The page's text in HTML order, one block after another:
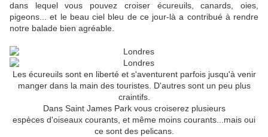
dans lequel vous pouvez croiser écureuils, canards, oies,
pigeons... et le beau ciel bleu de ce jour-là a contribué à rendre
notre balade bien agréable.
Les écureuils sont en liberté et s'aventurent parfois jusqu'à venir
manger dans la main des touristes. D'autres sont un peu plus
craintifs.
Dans Saint James Park vous croiserez plusieurs
espèces d'oiseaux courants, et même moins courants...mais oui
ce sont des pelicans.